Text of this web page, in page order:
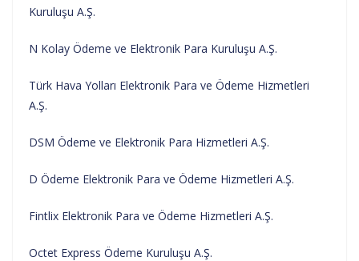
Kuruluşu A.Ş.
N Kolay Ödeme ve Elektronik Para Kuruluşu A.Ş.
Türk Hava Yolları Elektronik Para ve Ödeme Hizmetleri
A.Ş.
DSM Ödeme ve Elektronik Para Hizmetleri A.Ş.
D Ödeme Elektronik Para ve Ödeme Hizmetleri A.Ş.
Fintlix Elektronik Para ve Ödeme Hizmetleri A.Ş.
Octet Express Ödeme Kuruluşu A.Ş.